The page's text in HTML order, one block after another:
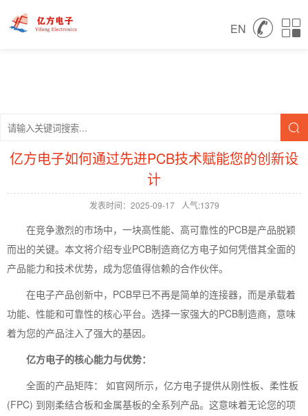
EN
亿方电子如何通过先进PCB技术赋能您的创新设
计
发表时间：2025-09-17 人气:1379
在竞争激烈的市场中，一块高性能、高可靠性的PCB是产品脱颖
而出的关键。本文将介绍专业PCB制造商亿方电子如何凭借其全面的
产品能力和技术优势，成为您值得信赖的合作伙伴。
在电子产品创新中，PCB早已不再是简单的连接器，而是承载着
功能、性能和可靠性的核心平台。选择一家强大的PCB制造商，意味
着为您的产品注入了强大的基因。
亿方电子的核心能力与优势：
全面的产品矩阵： 如官网所示，亿方电子提供从刚性板、柔性板
(FPC) 到刚柔结合板和金属基板的全系列产品。这意味着无论您的项